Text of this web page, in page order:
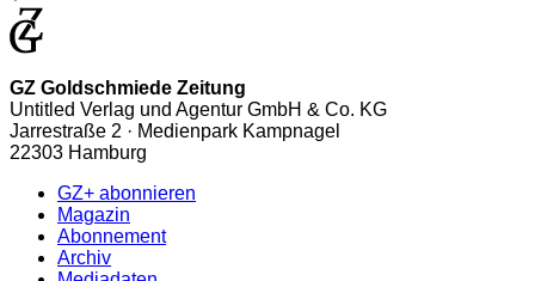
GZ Goldschmiede Zeitung
Untitled Verlag und Agentur GmbH & Co. KG
Jarrestraße 2 · Medienpark Kampnagel
22303 Hamburg
GZ+ abonnieren
Magazin
Abonnement
Archiv